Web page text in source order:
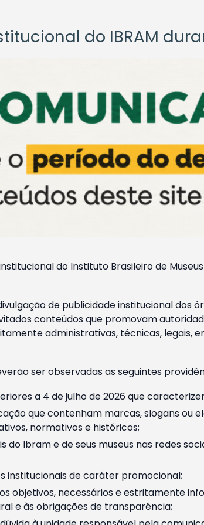
do IBRAM
do Instituto Brasileiro de
de publicidade institucional dos
conteúdos que promovam
administrativas, técnicas, legais,
ser observadas as seguintes
a 4 de julho de 2026 que
que contenham marcas, slogans ou
normativos e históricos;
Ibram e de seus museus nas redes
institucionais de caráter promocional;
objetivos, necessários e estritamente
e às obrigações de transparência;